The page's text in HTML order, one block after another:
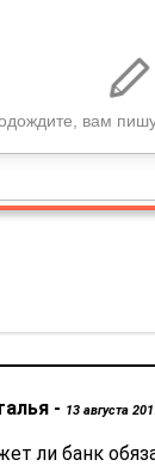
- 13 августа
ли банк